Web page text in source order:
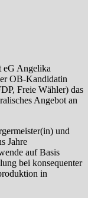
eG Angelika
OB-Kandidatin
Freie Wähler) das
Angebot an
und
Jahre
auf Basis
bei konsequenter
in